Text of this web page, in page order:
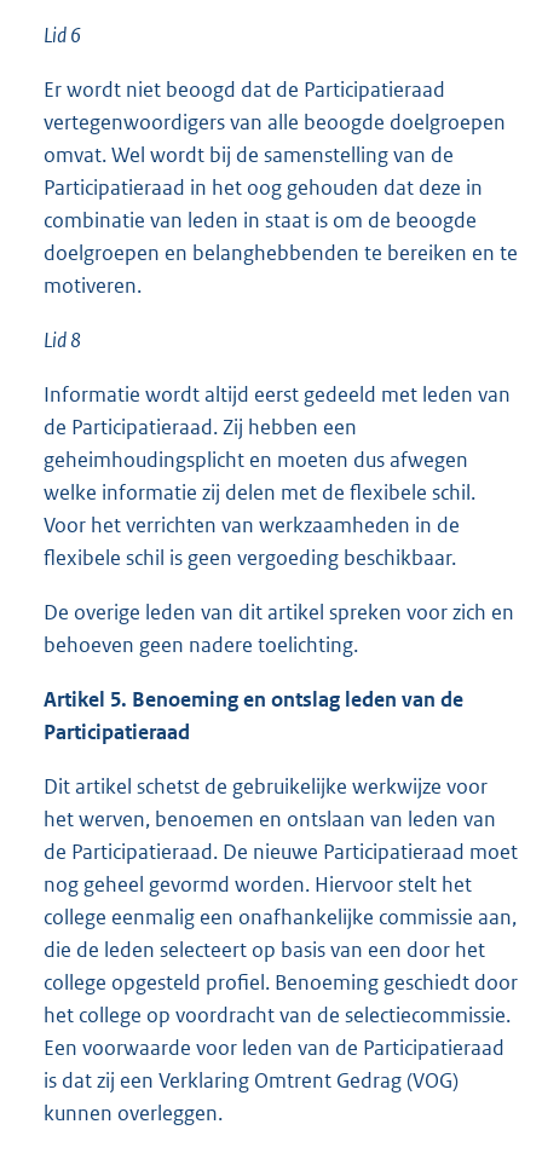
Lid 6
Er wordt niet beoogd dat de Participatieraad
vertegenwoordigers van alle beoogde doelgroepen
omvat. Wel wordt bij de samenstelling van de
Participatieraad in het oog gehouden dat deze in
combinatie van leden in staat is om de beoogde
doelgroepen en belanghebbenden te bereiken en te
motiveren.
Lid 8
Informatie wordt altijd eerst gedeeld met leden van
de Participatieraad. Zij hebben een
geheimhoudingsplicht en moeten dus afwegen
welke informatie zij delen met de flexibele schil.
Voor het verrichten van werkzaamheden in de
flexibele schil is geen vergoeding beschikbaar.
De overige leden van dit artikel spreken voor zich en
behoeven geen nadere toelichting.
Artikel 5. Benoeming en ontslag leden van de
Participatieraad
Dit artikel schetst de gebruikelijke werkwijze voor
het werven, benoemen en ontslaan van leden van
de Participatieraad. De nieuwe Participatieraad moet
nog geheel gevormd worden. Hiervoor stelt het
college eenmalig een onafhankelijke commissie aan,
die de leden selecteert op basis van een door het
college opgesteld profiel. Benoeming geschiedt door
het college op voordracht van de selectiecommissie.
Een voorwaarde voor leden van de Participatieraad
is dat zij een Verklaring Omtrent Gedrag (VOG)
kunnen overleggen.